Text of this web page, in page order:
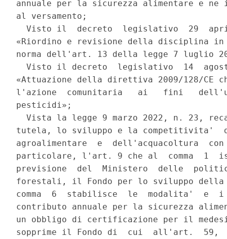
annuale per la sicurezza alimentare e
al versamento;
Visto il  decreto  legislativo  29
«Riordino e revisione della disciplina
norma dell'art. 13 della legge 7 luglio
Visto il decreto  legislativo  14
«Attuazione della direttiva 2009/128/CE
l'azione  comunitaria   ai   fini
pesticidi»;
Vista la legge 9 marzo 2022, n. 23,
tutela, lo sviluppo e la competitivita'
agroalimentare  e  dell'acquacoltura
particolare, l'art. 9 che al  comma  1
previsione  del  Ministero  delle
forestali, il Fondo per lo sviluppo
comma  6  stabilisce  le  modalita'  e  i
contributo annuale per la sicurezza
un obbligo di certificazione per il
sopprime il Fondo di  cui  all'art.  59,